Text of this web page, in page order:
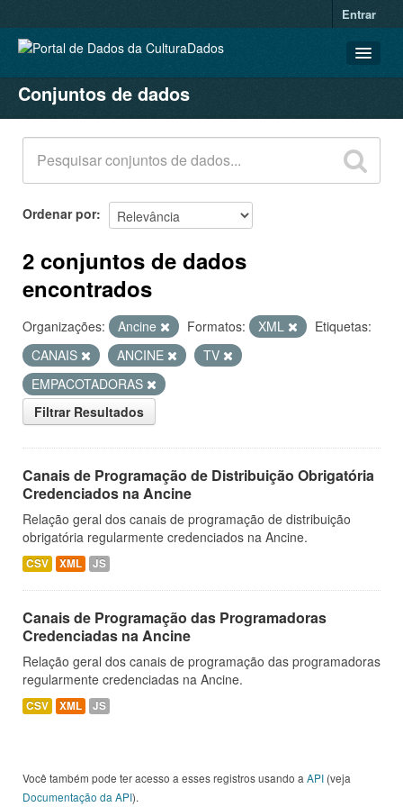
Entrar
CONJUNTOS DE DADOS
ORGANIZAÇÕES
GRUPOS
SOBRE
Conjuntos de dados
Ordenar por
2 conjuntos de dados
encontrados
Organizações: Ancine Formatos: XML
Etiquetas:
CANAIS
ANCINE
TV
EMPACOTADORAS
Filtrar Resultados
Canais de Programação de Distribuição Obrigatória
Credenciados na Ancine
Relação geral dos canais de programação de distribuição
obrigatória regularmente credenciados na Ancine.
CSV XML JS
Canais de Programação das Programadoras
Credenciadas na Ancine
Relação geral dos canais de programação das programadoras
regularmente credenciadas na Ancine.
CSV XML JS
Você também pode ter acesso a esses registros usando a API (veja
Documentação da API).